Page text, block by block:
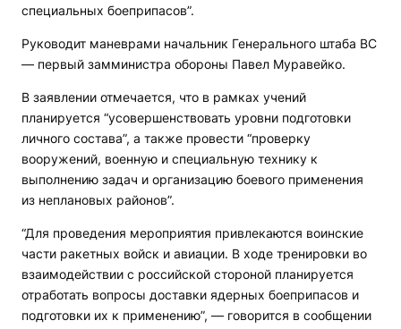
специальных боеприпасов”.
Руководит маневрами начальник Генерального штаба ВС
— первый замминистра обороны Павел Муравейко.
В заявлении отмечается, что в рамках учений
планируется “усовершенствовать уровни подготовки
личного состава”, а также провести “проверку
вооружений, военную и специальную технику к
выполнению задач и организацию боевого применения
из неплановых районов”.
“Для проведения мероприятия привлекаются воинские
части ракетных войск и авиации. В ходе тренировки во
взаимодействии с российской стороной планируется
отработать вопросы доставки ядерных боеприпасов и
подготовки их к применению”, — говорится в сообщении